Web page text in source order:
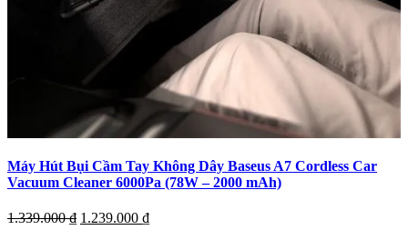
Máy Hút Bụi Cầm Tay Không Dây Baseus A7 Cordless Car
Vacuum Cleaner 6000Pa (78W – 2000 mAh)
1.339.000₫ Giá
1.239.000 ₫Giá